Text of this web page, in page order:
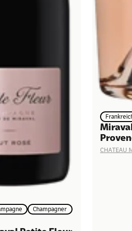
Champagner
CHATEAU